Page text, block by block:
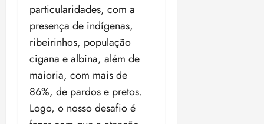
particularidades, com a
presença de indígenas,
ribeirinhos, população
cigana e albina, além de
maioria, com mais de
86%, de pardos e pretos.
Logo, o nosso desafio é